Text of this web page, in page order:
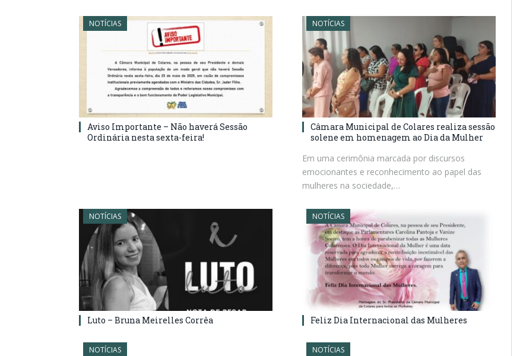
NOTÍCIAS
Aviso Importante – Não haverá Sessão
Ordinária nesta sexta-feira!
NOTÍCIAS
Câmara Municipal de Colares realiza sessão
solene em homenagem ao Dia da Mulher
Em uma cerimônia marcada por discursos
emocionantes e reconhecimento ao papel das
mulheres na sociedade,…
NOTÍCIAS
Luto – Bruna Meirelles Corrêa
NOTÍCIAS
Feliz Dia Internacional das Mulheres
NOTÍCIAS NOTÍCIAS